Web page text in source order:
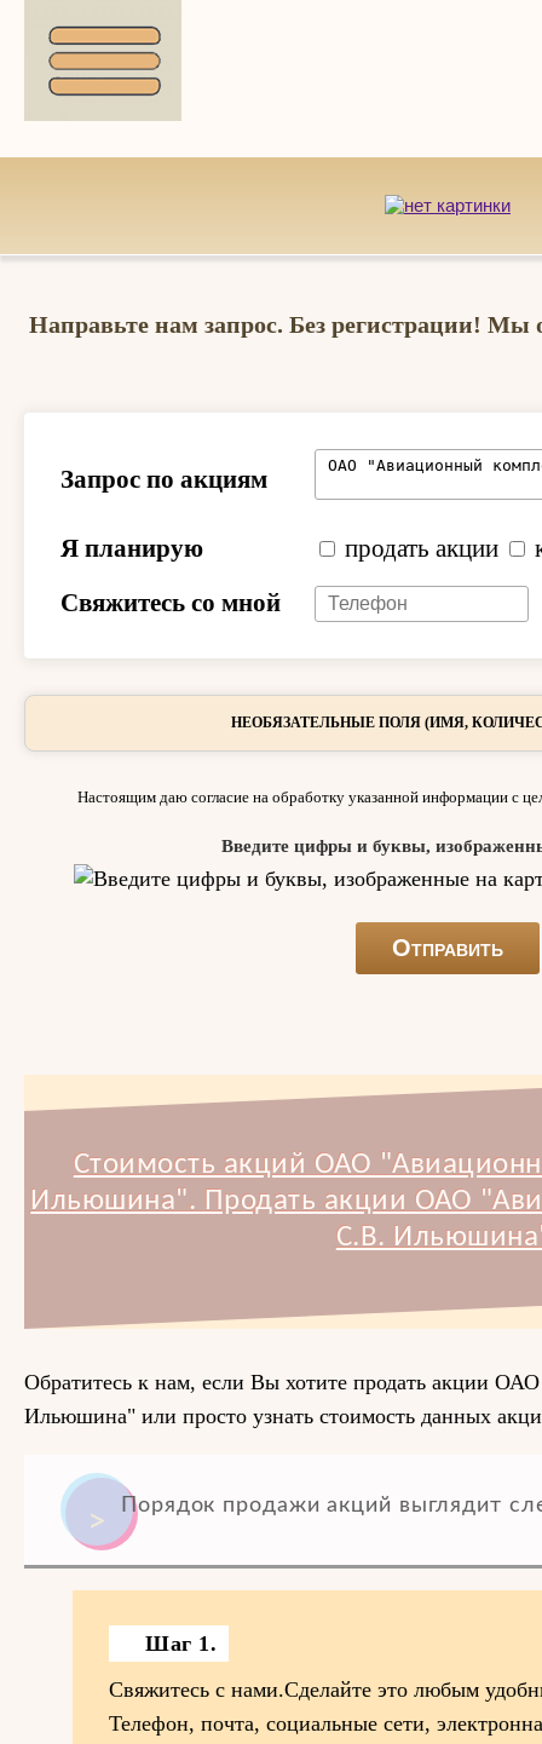
Направьте нам запрос. Без регистрации! Мы
Запрос по акциям
Я планирую продать акции
Свяжитесь со мной
НЕОБЯЗАТЕЛЬНЫЕ ПОЛЯ (ИМЯ,
Настоящим даю согласие на обработку указанной информации с
Введите цифры и буквы,
Стоимость акций ОАО
Ильюшина". Продать акции ОАО
С.В.
Обратитесь к нам, если Вы хотите продать акции
Ильюшина" или просто узнать стоимость данных
Порядок продажи акций выглядит
Шаг 1.
Свяжитесь с нами.Сделайте это любым
Телефон, почта, социальные сети,